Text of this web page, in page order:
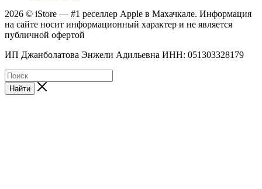
2026 © iStore — #1 реселлер Apple в Махачкале. Информация
на сайте носит информационный характер и не является
публичной офертой
ИП Джанболатова Энжели Адильевна ИНН: 051303328179
Найти